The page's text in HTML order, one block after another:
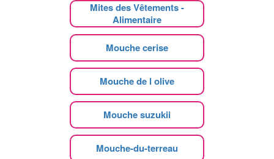
Mites des Vêtements -
Alimentaire
Mouche cerise
Mouche de l olive
Mouche suzukii
Mouche-du-terreau